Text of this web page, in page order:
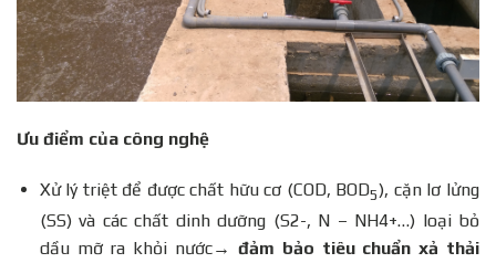
Ưu điểm của công nghệ
Xử lý triệt để được chất hữu cơ (COD, BOD5), cặn lơ lửng
(SS) và các chất dinh dưỡng (S2-, N – NH4+…) loại bỏ
dầu mỡ ra khỏi nước→ đảm bảo tiêu chuẩn xả thải